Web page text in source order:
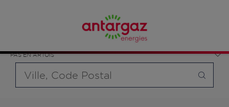
PAS EN ARTOIS
bouteille souhaité et le type de point de vente (revendeur /
distributeur automatique de bouteilles de gaz ou station GPL
carburant)